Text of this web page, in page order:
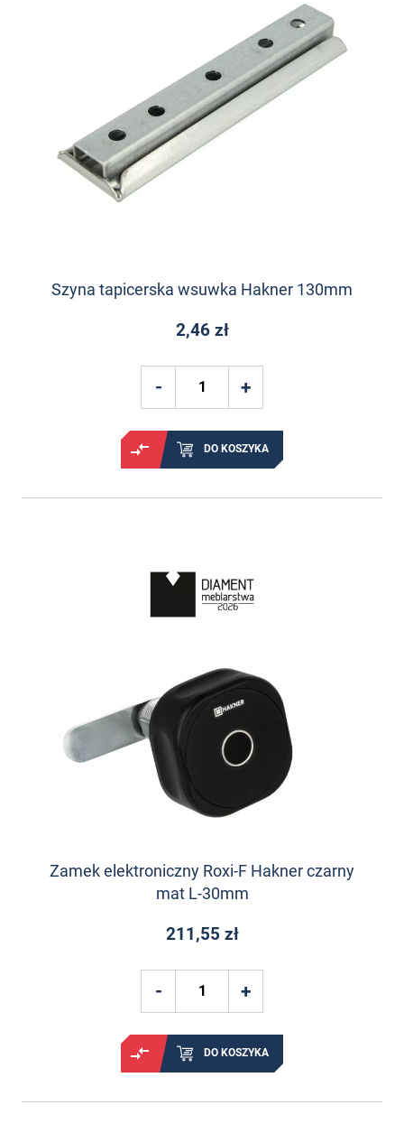
Szyna tapicerska wsuwka Hakner 130mm
2,46 zł
DO KOSZYKA
Zamek elektroniczny Roxi-F Hakner czarny
mat L-30mm
211,55 zł
DO KOSZYKA